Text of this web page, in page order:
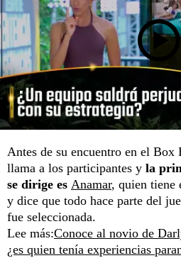
Antes de su encuentro en el Box
llama a los participantes y la
se dirige es Anamar, quien tiene
y dice que todo hace parte del
fue seleccionada.
Lee más:Conoce al novio de
¿es quien tenía experiencias